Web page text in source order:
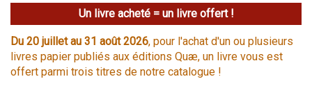
Un livre acheté = un livre offert !
Du 20 juillet au 31 août 2026, pour l'achat d'un ou plusieurs
livres papier publiés aux éditions Quæ, un livre vous est
offert parmi trois titres de notre catalogue !